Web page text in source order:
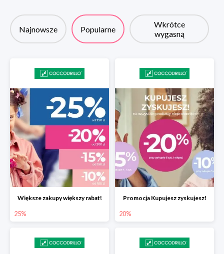
Najnowsze Popularne
Wkrótce
wygasną
Większe zakupy większy rabat!
25%
Promocja Kupujesz zyskujesz!
20%